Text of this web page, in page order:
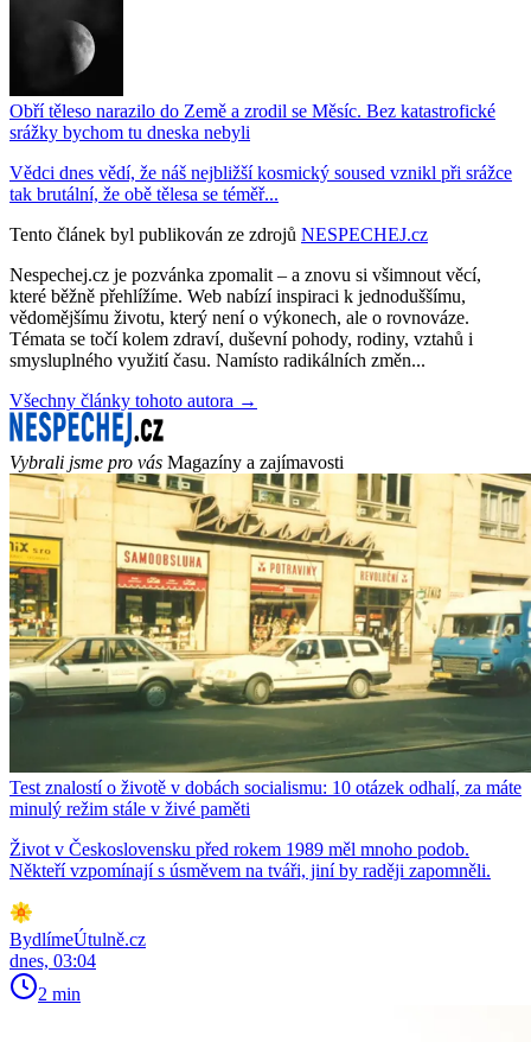
Obří těleso narazilo do Země a zrodil se Měsíc. Bez katastrofické
srážky bychom tu dneska nebyli
Vědci dnes vědí, že náš nejbližší kosmický soused vznikl při srážce
tak brutální, že obě tělesa se téměř...
Tento článek byl publikován ze zdrojů NESPECHEJ.cz
Nespechej.cz je pozvánka zpomalit – a znovu si všimnout věcí,
které běžně přehlížíme. Web nabízí inspiraci k jednoduššímu,
vědomějšímu životu, který není o výkonech, ale o rovnováze.
Témata se točí kolem zdraví, duševní pohody, rodiny, vztahů i
smysluplného využití času. Namísto radikálních změn...
Všechny články tohoto autora →
Vybrali jsme pro vás Magazíny a zajímavosti
Test znalostí o životě v dobách socialismu: 10 otázek odhalí, za máte
minulý režim stále v živé paměti
Život v Československu před rokem 1989 měl mnoho podob.
Někteří vzpomínají s úsměvem na tváři, jiní by raději zapomněli.
BydlímeÚtulně.cz
dnes, 03:04
2 min